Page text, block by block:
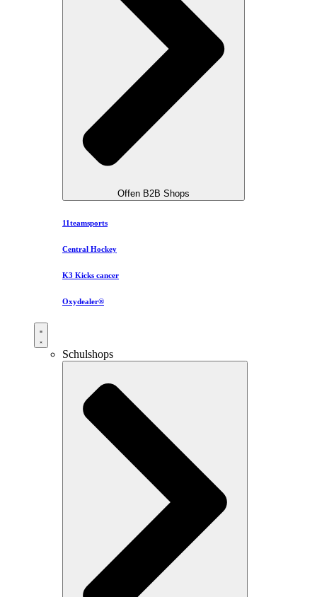
Offen B2B Shops
11teamsports
Central Hockey
K3 Kicks cancer
Oxydealer®
Schulshops